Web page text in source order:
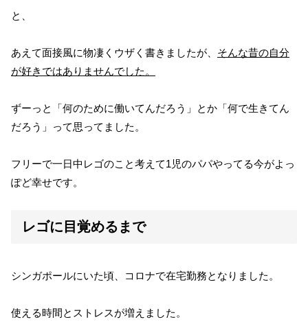
と、
あえて面接風に物凄くウザく書きましたが、 そんな昔の自分
が好きではありませんでした。
ずーっと「何のために働いてんだろう」とか「何で生きてん
だろう」って思ってました。
フリーで一日中レゴのこと考えて1児のパパやってる今がよっ
ぽど幸せです。
レゴに目覚めるまで
シンガポールにいた頃、コロナで在宅勤務となりました。
使える時間とストレスが増えました。